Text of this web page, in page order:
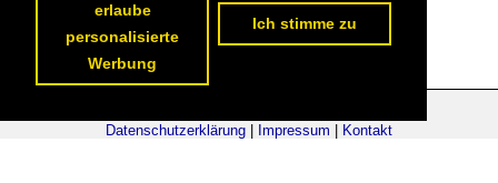
Datenschutzerklärung | Impressum | Kontakt
erlaube
personalisierte
Werbung
Ich stimme zu